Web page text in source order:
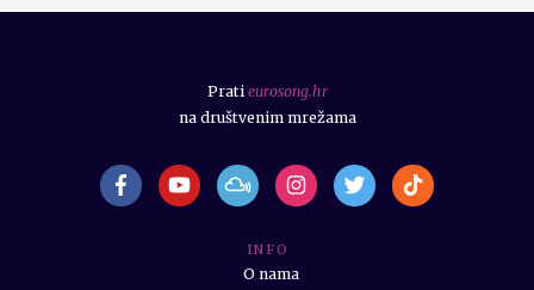
I N F O
O nama
Prati eurosong.hr
na društvenim mrežama